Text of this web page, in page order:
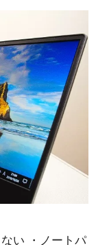
い ・ノートパ